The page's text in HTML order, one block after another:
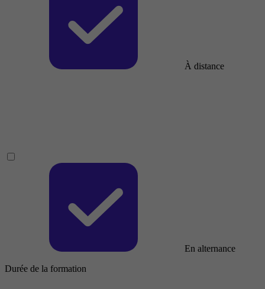
À distance
En alternance
Durée de la formation